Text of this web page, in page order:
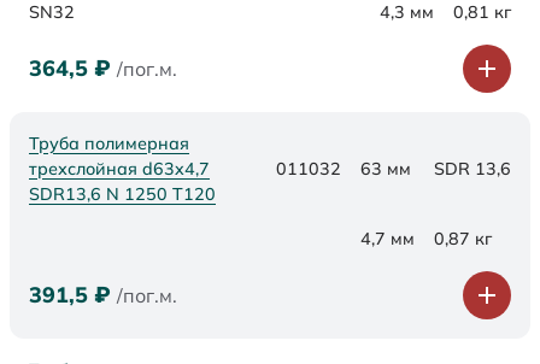
SN32 4,3 мм 0,81 кг
364,5 ₽ /пог.м.
Труба полимерная
трехслойная d63x4,7
SDR13,6 N 1250 Т120
011032 63 мм SDR 13,6
4,7 мм 0,87 кг
391,5 ₽ /пог.м.